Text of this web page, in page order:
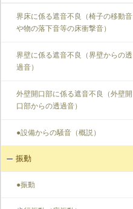
界床に係る遮音不良（椅子の移動音
や物の落下音等の床衝撃音）
界壁に係る遮音不良（界壁からの透
過音）
外壁開口部に係る遮音不良（外壁開
口部からの透過音）
●設備からの騒音（概説）
振動
●振動